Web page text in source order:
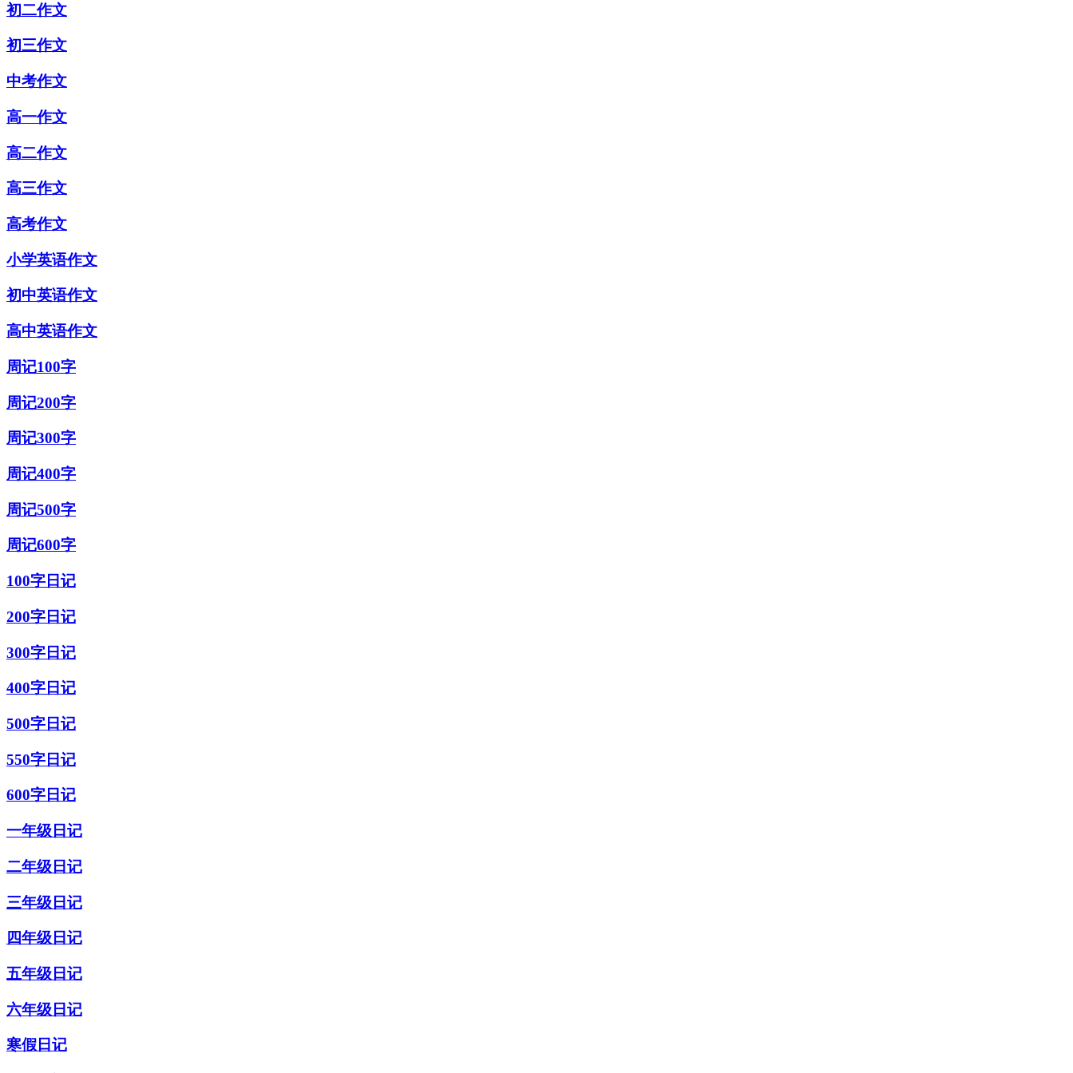
初二作文
初三作文
中考作文
高一作文
高二作文
高三作文
高考作文
小学英语作文
初中英语作文
高中英语作文
周记100字
周记200字
周记300字
周记400字
周记500字
周记600字
100字日记
200字日记
300字日记
400字日记
500字日记
550字日记
600字日记
一年级日记
二年级日记
三年级日记
四年级日记
五年级日记
六年级日记
寒假日记